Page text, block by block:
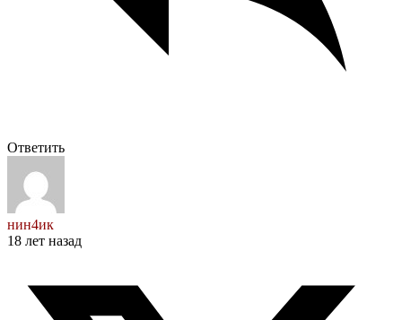
Ответить
нин4ик
18 лет назад